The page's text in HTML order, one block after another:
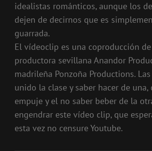
idealistas románticos, aunque los
dejen de decirnos que es
guarrada.
El vídeoclip es una coproducción
productora sevillana Anandor
madrileña Ponzoña Productions.
unido la clase y saber hacer de una,
empuje y el no saber beber de la
engendrar este vídeo clip, que
esta vez no censure Youtube.